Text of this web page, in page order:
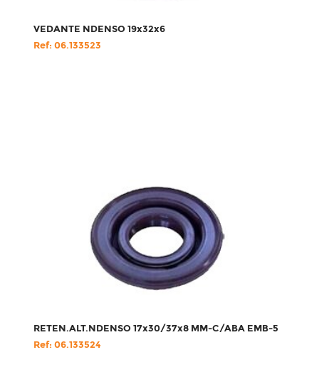
VEDANTE NDENSO 19x32x6
Ref: 06.133523
RETEN.ALT.NDENSO 17x30/37x8 MM-C/ABA EMB-5
Ref: 06.133524